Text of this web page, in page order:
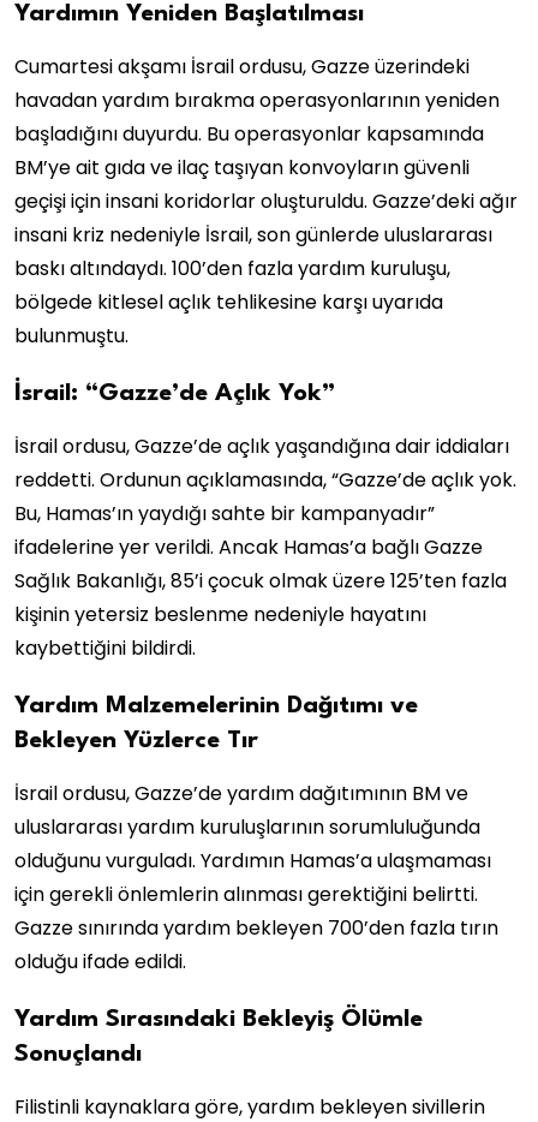
Yardımın Yeniden Başlatılması
Cumartesi akşamı İsrail ordusu, Gazze üzerindeki
havadan yardım bırakma operasyonlarının yeniden
başladığını duyurdu. Bu operasyonlar kapsamında
BM’ye ait gıda ve ilaç taşıyan konvoyların güvenli
geçişi için insani koridorlar oluşturuldu. Gazze’deki ağır
insani kriz nedeniyle İsrail, son günlerde uluslararası
baskı altındaydı. 100’den fazla yardım kuruluşu,
bölgede kitlesel açlık tehlikesine karşı uyarıda
bulunmuştu.
İsrail: “Gazze’de Açlık Yok”
İsrail ordusu, Gazze’de açlık yaşandığına dair iddiaları
reddetti. Ordunun açıklamasında, “Gazze’de açlık yok.
Bu, Hamas’ın yaydığı sahte bir kampanyadır”
ifadelerine yer verildi. Ancak Hamas’a bağlı Gazze
Sağlık Bakanlığı, 85’i çocuk olmak üzere 125’ten fazla
kişinin yetersiz beslenme nedeniyle hayatını
kaybettiğini bildirdi.
Yardım Malzemelerinin Dağıtımı ve
Bekleyen Yüzlerce Tır
İsrail ordusu, Gazze’de yardım dağıtımının BM ve
uluslararası yardım kuruluşlarının sorumluluğunda
olduğunu vurguladı. Yardımın Hamas’a ulaşmaması
için gerekli önlemlerin alınması gerektiğini belirtti.
Gazze sınırında yardım bekleyen 700’den fazla tırın
olduğu ifade edildi.
Yardım Sırasındaki Bekleyiş Ölümle
Sonuçlandı
Filistinli kaynaklara göre, yardım bekleyen sivillerin